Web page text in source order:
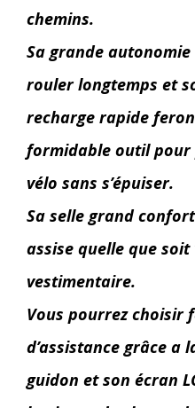
chemins.
Sa grande
rouler longtemps et
recharge rapide
formidable outil
vélo sans s’épuiser.
Sa selle grand
assise quelle que
vestimentaire.
Vous pourrez choisir
d’assistance grâce a
guidon et son écran